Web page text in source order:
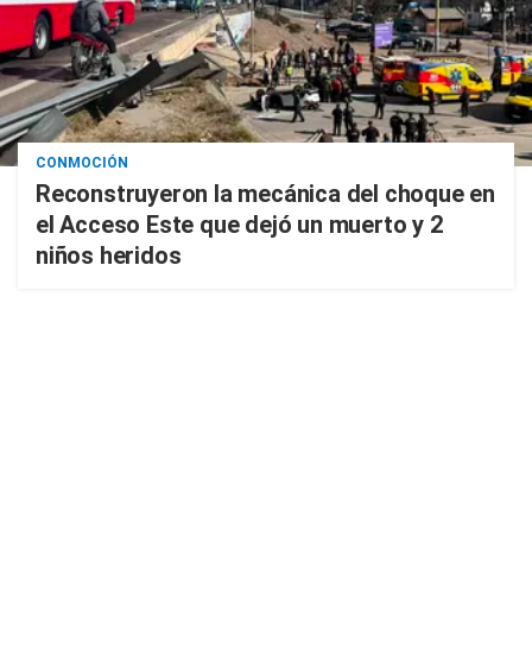
CONMOCIÓN
Reconstruyeron la mecánica del choque en
el Acceso Este que dejó un muerto y 2
niños heridos